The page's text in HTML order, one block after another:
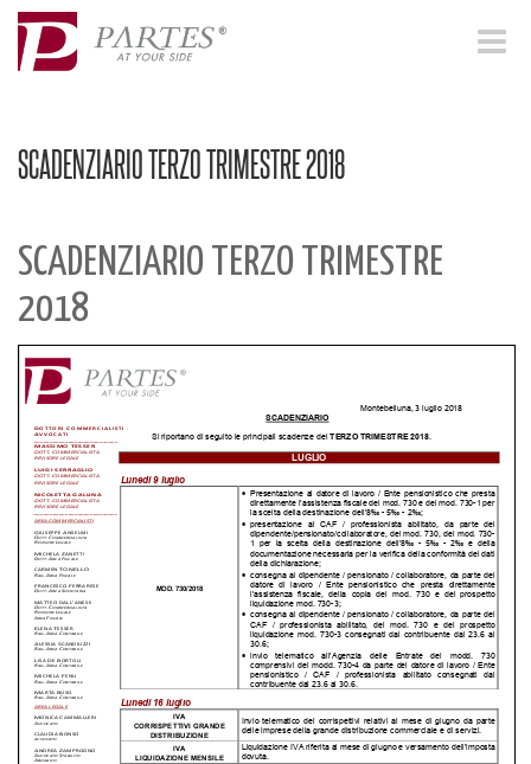
Toggle
SCADENZIARIO TERZO TRIMESTRE 2018
SCADENZIARIO TERZO TRIMESTRE
2018